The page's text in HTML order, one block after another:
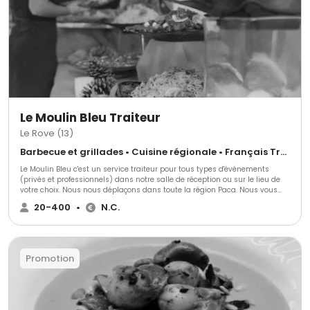
Le Moulin Bleu Traiteur
Le Rove (13)
Barbecue et grillades • Cuisine régionale • Français Traditionnel
Le Moulin Bleu c'est un service traiteur pour tous types d'événements
(privés et professionnels) dans notre salle de réception ou sur le lieu de
votre choix. Nous nous déplaçons dans toute la région Paca. Nous vous
proposons une prestation de qualité et entièrement personnalisée. Le
Moulin Bleu traiteur c'est une équipe de professionnels de l'événementiel
20-400 • N.C.
Promotion